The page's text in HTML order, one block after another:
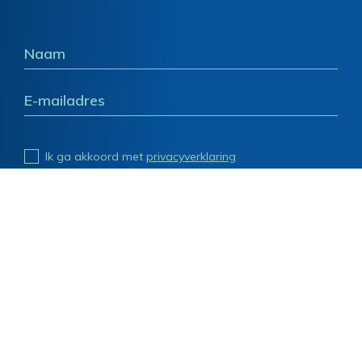
Ik ga akkoord met privacyverklaring